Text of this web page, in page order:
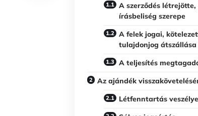
A szerződés
írásbeliség szerepe
A felek jogai,
tulajdonjog átszállása
A teljesítés
Az ajándék
Létfenntartás